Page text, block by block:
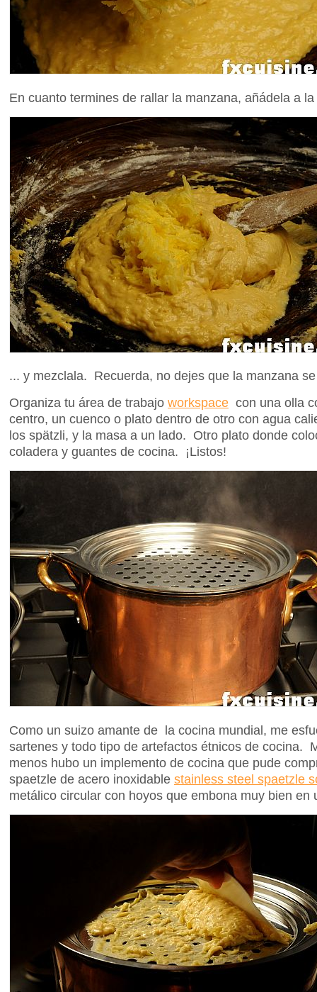
En cuanto termines de rallar la manzana, añádela a
... y mezclala. Recuerda, no dejes que la manzana
Organiza tu área de trabajo workspace con una olla
centro, un cuenco o plato dentro de otro con agua
los spätzli, y la masa a un lado. Otro plato donde
coladera y guantes de cocina. ¡Listos!
Como un suizo amante de la cocina mundial, me
sartenes y todo tipo de artefactos étnicos de cocina.
menos hubo un implemento de cocina que pude
spaetzle de acero inoxidable stainless steel spaetzle
metálico circular con hoyos que embona muy bien en